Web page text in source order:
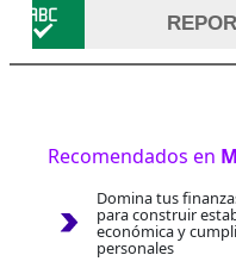
Recomendados en
Domina tus
para construir
económica y
personales